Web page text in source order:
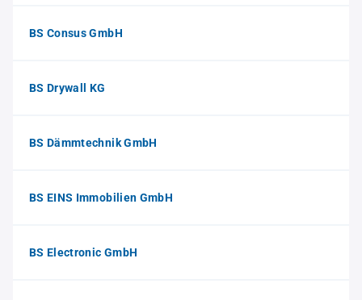
BS Consus GmbH
BS Drywall KG
BS Dämmtechnik GmbH
BS EINS Immobilien GmbH
BS Electronic GmbH